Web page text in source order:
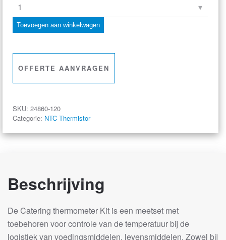
Catering
thermometer
aantal
Toevoegen aan winkelwagen
OFFERTE AANVRAGEN
SKU: 24860-120
Categorie: NTC Thermistor
Beschrijving
De Catering thermometer Kit is een meetset met
toebehoren voor controle van de temperatuur bij de
logistiek van voedingsmiddelen, levensmiddelen. Zowel bij